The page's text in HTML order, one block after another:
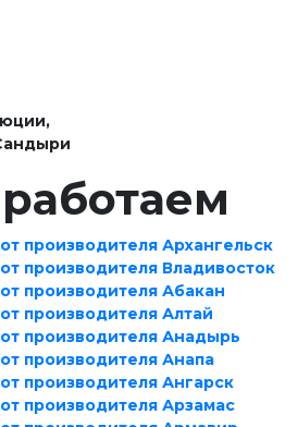
производителя Архангельск
производителя Владивосток
производителя Абакан
производителя Алтай
производителя Анадырь
производителя Анапа
производителя Ангарск
производителя Арзамас